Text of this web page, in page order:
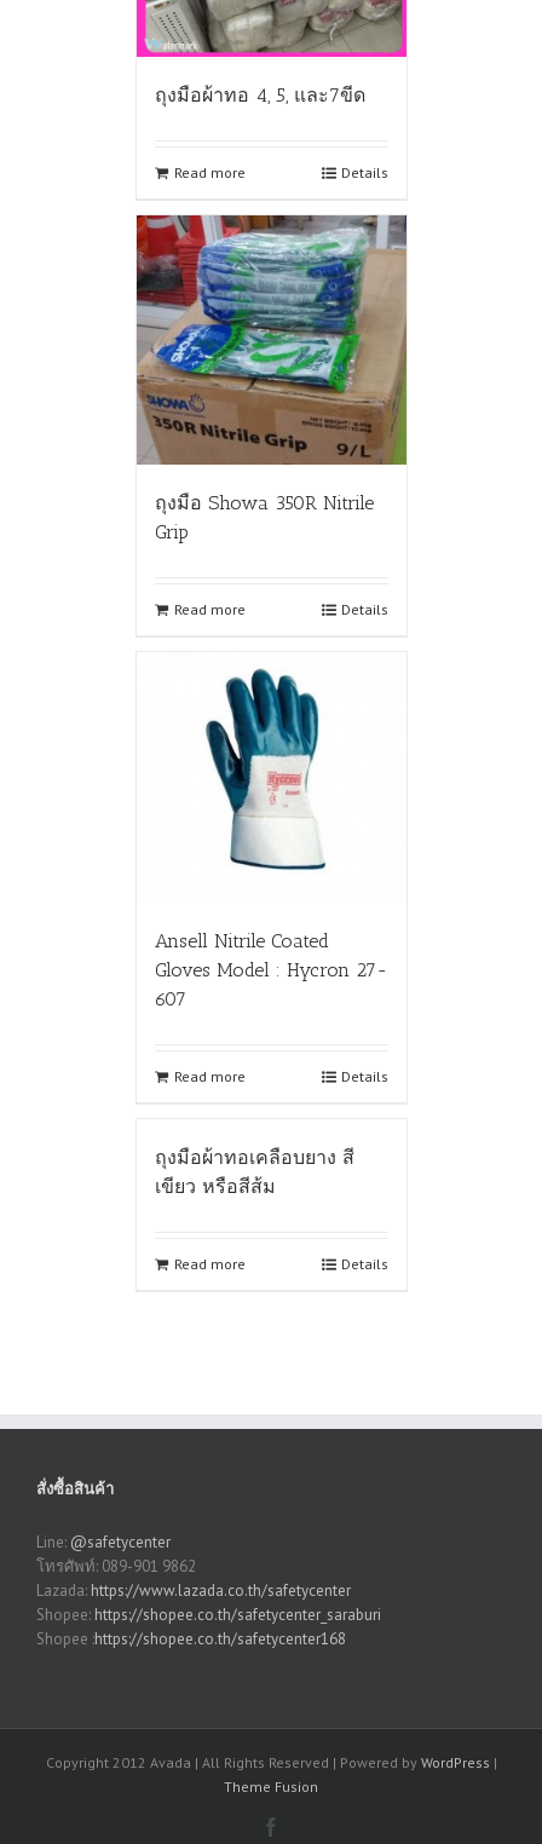
ถุงมือผ้าทอ 4, 5, และ7ขีด
Read more Details
ถุงมือ Showa 350R Nitrile
Grip
Read more Details
Ansell Nitrile Coated
Gloves Model : Hycron 27-
607
Read more Details
ถุงมือผ้าทอเคลือบยาง สี
เขียว หรือสีส้ม
Read more Details
สั่งซื้อสินค้า
Line: @safetycenter
โทรศัพท์: 089-901 9862
Lazada: https://www.lazada.co.th/safetycenter
Shopee: https://shopee.co.th/safetycenter_saraburi
Shopee :https://shopee.co.th/safetycenter168
Copyright 2012 Avada | All Rights Reserved | Powered by WordPress |
Theme Fusion